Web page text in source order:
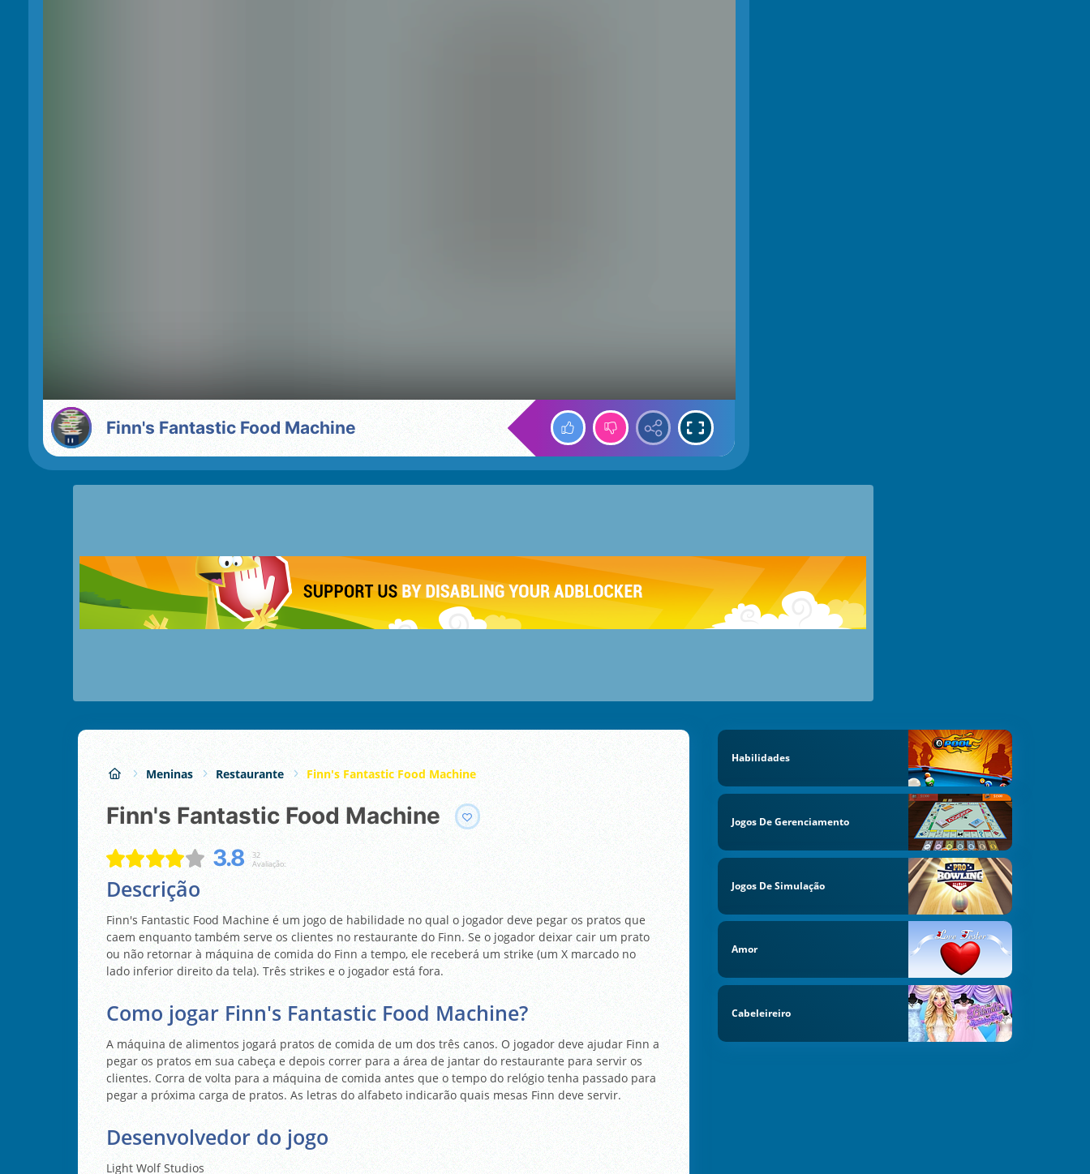
Finn's Fantastic Food Machine
Meninas Restaurante Finn's Fantastic Food Machine
Finn's Fantastic Food Machine
3.8
32
Avaliação:
Descrição
Finn's Fantastic Food Machine é um jogo de habilidade no qual o jogador deve pegar os pratos que
caem enquanto também serve os clientes no restaurante do Finn. Se o jogador deixar cair um prato
ou não retornar à máquina de comida do Finn a tempo, ele receberá um strike (um X marcado no
lado inferior direito da tela). Três strikes e o jogador está fora.
Como jogar Finn's Fantastic Food Machine?
A máquina de alimentos jogará pratos de comida de um dos três canos. O jogador deve ajudar Finn a
pegar os pratos em sua cabeça e depois correr para a área de jantar do restaurante para servir os
clientes. Corra de volta para a máquina de comida antes que o tempo do relógio tenha passado para
pegar a próxima carga de pratos. As letras do alfabeto indicarão quais mesas Finn deve servir.
Desenvolvedor do jogo
Light Wolf Studios
Habilidades
Jogos De Gerenciamento
Jogos De Simulação
Amor
Cabeleireiro